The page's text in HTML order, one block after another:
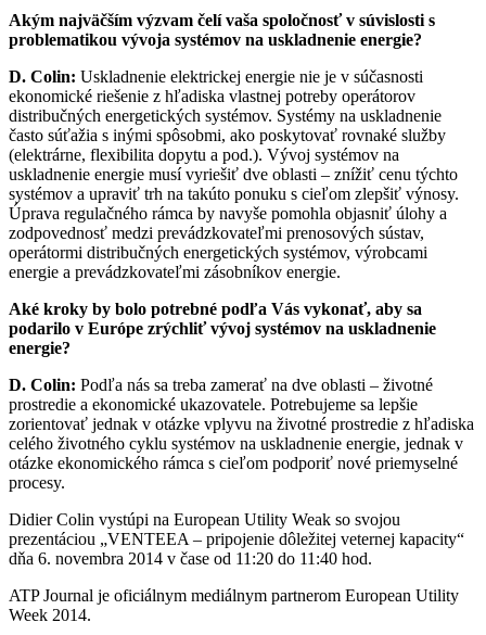
Akým najväčším výzvam čelí vaša spoločnosť v súvislosti s
problematikou vývoja systémov na uskladnenie energie?
D. Colin: Uskladnenie elektrickej energie nie je v súčasnosti
ekonomické riešenie z hľadiska vlastnej potreby operátorov
distribučných energetických systémov. Systémy na uskladnenie
často súťažia s inými spôsobmi, ako poskytovať rovnaké služby
(elektrárne, flexibilita dopytu a pod.). Vývoj systémov na
uskladnenie energie musí vyriešiť dve oblasti – znížiť cenu týchto
systémov a upraviť trh na takúto ponuku s cieľom zlepšiť výnosy.
Úprava regulačného rámca by navyše pomohla objasniť úlohy a
zodpovednosť medzi prevádzkovateľmi prenosových sústav,
operátormi distribučných energetických systémov, výrobcami
energie a prevádzkovateľmi zásobníkov energie.
Aké kroky by bolo potrebné podľa Vás vykonať, aby sa
podarilo v Európe zrýchliť vývoj systémov na uskladnenie
energie?
D. Colin: Podľa nás sa treba zamerať na dve oblasti – životné
prostredie a ekonomické ukazovatele. Potrebujeme sa lepšie
zorientovať jednak v otázke vplyvu na životné prostredie z hľadiska
celého životného cyklu systémov na uskladnenie energie, jednak v
otázke ekonomického rámca s cieľom podporiť nové priemyselné
procesy.
Didier Colin vystúpi na European Utility Weak so svojou
prezentáciou „VENTEEA – pripojenie dôležitej veternej kapacity“
dňa 6. novembra 2014 v čase od 11:20 do 11:40 hod.
ATP Journal je oficiálnym mediálnym partnerom European Utility
Week 2014.